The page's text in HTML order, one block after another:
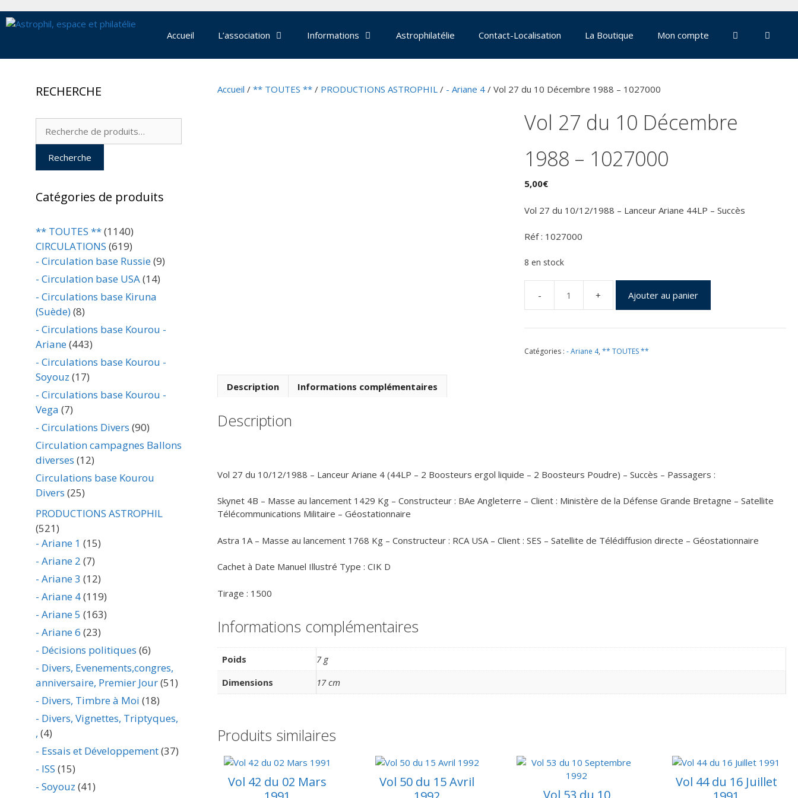
au
Accueil L’association Informations Astrophilatélie Contact-Localisation La Boutique Mon compte
Accueil / ** TOUTES ** / PRODUCTIONS ASTROPHIL / - Ariane 4 / Vol 27 du 10 Décembre 1988 – 1027000
Vol 27 du 10 Décembre
1988 – 1027000
5,00€
Vol 27 du 10/12/1988 – Lanceur Ariane 44LP – Succès
Réf : 1027000
8 en stock
quantité
de
Vol
du
Ajouter au panier
Catégories :- Ariane 4,** TOUTES **
Description Informations complémentaires
Description
Vol 27 du 10/12/1988 – Lanceur Ariane 4 (44LP – 2 Boosteurs ergol liquide – 2 Boosteurs Poudre) – Succès – Passagers :
Skynet 4B – Masse au lancement 1429 Kg – Constructeur : BAe Angleterre – Client : Ministère de la Défense Grande Bretagne – Satellite
Télécommunications Militaire – Géostationnaire
Astra 1A – Masse au lancement 1768 Kg – Constructeur : RCA USA – Client : SES – Satellite de Télédiffusion directe – Géostationnaire
Cachet à Date Manuel Illustré Type : CIK D
Tirage : 1500
Informations complémentaires
Poids
7 g
Dimensions
17 cm
Produits similaires
Vol 42 du 02 Mars
Vol 50 du 15 Avril
Vol 44 du 16 Juillet
RECHERCHE
Recherche
Recherche
Catégories de produits
** TOUTES **(1140)
CIRCULATIONS (619)
- Circulation base Russie(9)
- Circulation base USA(14)
- Circulations base Kiruna
(Suède)(8)
- Circulations base Kourou -
Ariane(443)
- Circulations base Kourou -
Soyouz (17)
- Circulations base Kourou -
Vega (7)
- Circulations Divers (90)
Circulation campagnes Ballons
diverses (12)
Circulations base Kourou
Divers (25)
PRODUCTIONS ASTROPHIL
(521)
- Ariane 1 (15)
- Ariane 2 (7)
- Ariane 3 (12)
- Ariane 4(119)
- Ariane 5 (163)
- Ariane 6 (23)
- Décisions politiques (6)
- Divers, Evenements,congres,
anniversaire, Premier Jour(51)
- Divers, Timbre à Moi (18)
- Divers, Vignettes, Triptyques,
, (4)
- Essais et Développement(37)
- ISS (15)
- Soyouz (41)